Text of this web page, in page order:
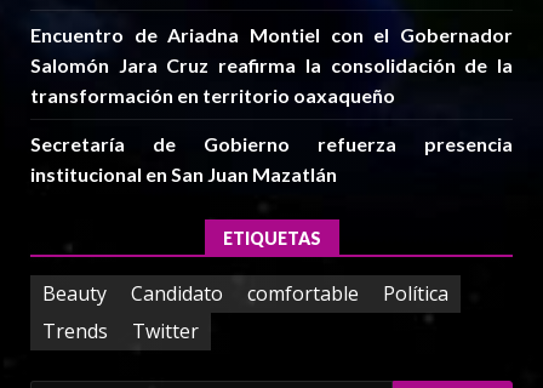
Encuentro de Ariadna Montiel con el Gobernador
Salomón Jara Cruz reafirma la consolidación de la
transformación en territorio oaxaqueño
Secretaría de Gobierno refuerza presencia
institucional en San Juan Mazatlán
ETIQUETAS
Beauty Candidato comfortable
Política
Trends
Twitter